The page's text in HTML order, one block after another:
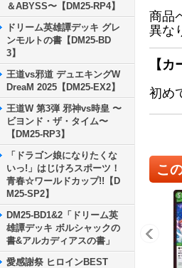
＆ABYSS〜【DM25-RP4】
ドリーム英雄譚デッキ グレ
ンモルトの書【DM25-BD
3】
王道vs邪道 デュエキングW
DreaM 2025【DM25-EX2】
王道W 第3弾 邪神vs時皇 〜
ビヨンド・ザ・タイム〜
【DM25-RP3】
「ドラゴン娘になりたくな
いっ!」はじけろスポーツ！
青春☆ワールドカップ!!【D
M25-SP2】
DM25-BD1&2「ドリーム英
雄譚デッキ ボルシャックの
書&アルカディアスの書」
愛感謝祭 ヒロインBEST
商品
異な
【
初め
こ